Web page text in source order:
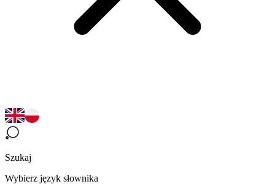
Szukaj
Wybierz język słownika